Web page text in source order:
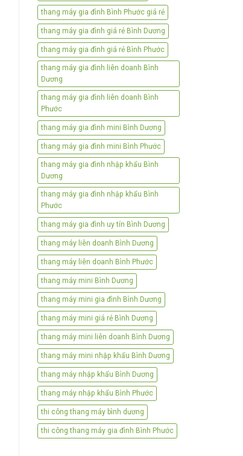
thang máy gia đình Bình Phước giá rẻ
thang máy gia đình giá rẻ Bình Dương
thang máy gia đình giá rẻ Bình Phước
thang máy gia đình liên doanh Bình
Dương
thang máy gia đình liên doanh Bình
Phước
thang máy gia đình mini Bình Dương
thang máy gia đình mini Bình Phước
thang máy gia đình nhập khẩu Bình
Dương
thang máy gia đình nhập khẩu Bình
Phước
thang máy gia đình uy tín Bình Dương
thang máy liên doanh Bình Dương
thang máy liên doanh Bình Phước
thang máy mini Bình Dương
thang máy mini gia đình Bình Dương
thang máy mini giá rẻ Bình Dương
thang máy mini liên doanh Bình Dương
thang máy mini nhập khẩu Bình Dương
thang máy nhập khẩu Bình Dương
thang máy nhập khẩu Bình Phước
thi công thang máy bình dương
thi công thang máy gia đình Bình Phước